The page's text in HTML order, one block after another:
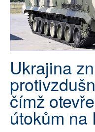
NEJČTENĚJŠÍ ZA 7 DNÍ
AUTOŘI
PŘÍSPĚVKY NA PROVOZ
SOCIÁLNÍ SÍTĚ
RUBRIKY
PLNÁ VERZE STRÁNEK
Ukrajina
čímž
útokům na